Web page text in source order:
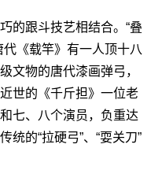
跟斗技艺相结合。“叠
《载竿》有一人顶十八
文物的唐代漆画弹弓，
世的《千斤担》一位老
七、八个演员，负重达
统的“拉硬弓”、“耍关刀”